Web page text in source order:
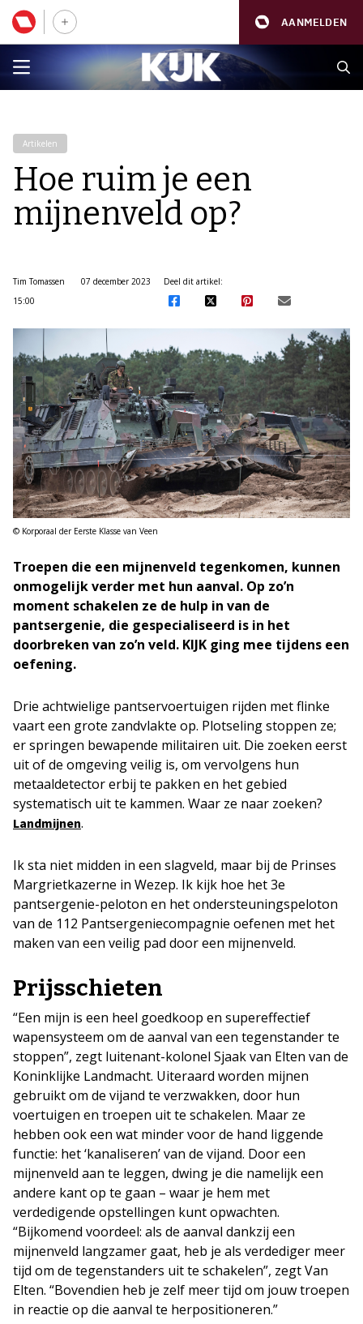
AANMELDEN
Artikelen
Hoe ruim je een
mijnenveld op?
Tim Tomassen
07 december 2023
15:00
Deel dit artikel:
© Korporaal der Eerste Klasse van Veen
Troepen die een mijnenveld tegenkomen, kunnen
onmogelijk verder met hun aanval. Op zo’n
moment schakelen ze de hulp in van de
pantsergenie, die gespecialiseerd is in het
doorbreken van zo’n veld. KIJK ging mee tijdens een
oefening.
Drie achtwielige pantservoertuigen rijden met flinke
vaart een grote zandvlakte op. Plotseling stoppen ze;
er springen bewapende militairen uit. Die zoeken eerst
uit of de omgeving veilig is, om vervolgens hun
metaaldetector erbij te pakken en het gebied
systematisch uit te kammen. Waar ze naar zoeken?
Landmijnen.
Ik sta niet midden in een slagveld, maar bij de Prinses
Margrietkazerne in Wezep. Ik kijk hoe het 3e
pantsergenie-peloton en het ondersteuningspeloton
van de 112 Pantsergeniecompagnie oefenen met het
maken van een veilig pad door een mijnenveld.
Prijsschieten
“Een mijn is een heel goedkoop en supereffectief
wapensysteem om de aanval van een tegenstander te
stoppen”, zegt luitenant-kolonel Sjaak van Elten van de
Koninklijke Landmacht. Uiteraard worden mijnen
gebruikt om de vijand te verzwakken, door hun
voertuigen en troepen uit te schakelen. Maar ze
hebben ook een wat minder voor de hand liggende
functie: het ‘kanaliseren’ van de vijand. Door een
mijnenveld aan te leggen, dwing je die namelijk een
andere kant op te gaan – waar je hem met
verdedigende opstellingen kunt opwachten.
“Bijkomend voordeel: als de aanval dankzij een
mijnenveld langzamer gaat, heb je als verdediger meer
tijd om de tegenstanders uit te schakelen”, zegt Van
Elten. “Bovendien heb je zelf meer tijd om jouw troepen
in reactie op die aanval te herpositioneren.”